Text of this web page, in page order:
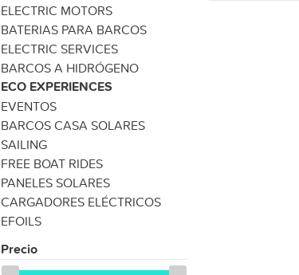
ELECTRIC MOTORS
BATERIAS PARA BARCOS
ELECTRIC SERVICES
BARCOS A HIDRÓGENO
ECO EXPERIENCES
EVENTOS
BARCOS CASA SOLARES
SAILING
FREE BOAT RIDES
PANELES SOLARES
CARGADORES ELÉCTRICOS
EFOILS
Precio